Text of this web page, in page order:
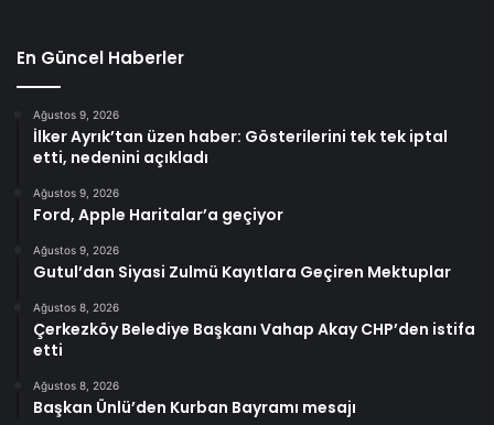
En Güncel Haberler
Ağustos 9, 2026
İlker Ayrık’tan üzen haber: Gösterilerini tek tek iptal
etti, nedenini açıkladı
Ağustos 9, 2026
Ford, Apple Haritalar’a geçiyor
Ağustos 9, 2026
Gutul’dan Siyasi Zulmü Kayıtlara Geçiren Mektuplar
Ağustos 8, 2026
Çerkezköy Belediye Başkanı Vahap Akay CHP’den istifa
etti
Ağustos 8, 2026
Başkan Ünlü’den Kurban Bayramı mesajı